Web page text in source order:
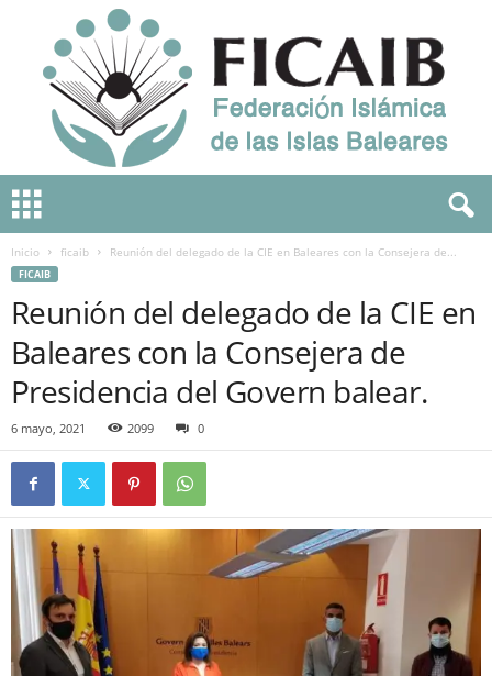
d
Inicio ficaib Reunión del delegado de la CIE en Baleares con la Consejera de...
FICAIB
Reunión del delegado de la CIE en
Baleares con la Consejera de
Presidencia del Govern balear.
6 mayo, 2021 2099 0